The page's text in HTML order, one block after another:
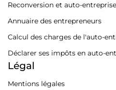
Reconversion et auto-entreprise
Annuaire des entrepreneurs
Calcul des charges de l'auto-
Déclarer ses impôts en auto-
Légal
Mentions légales